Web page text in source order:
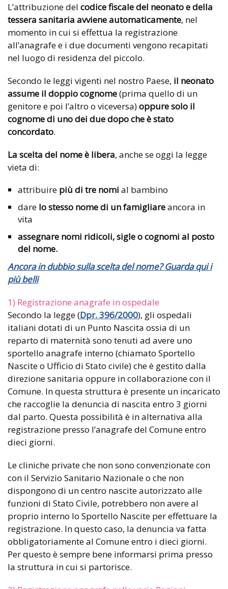
L’attribuzione del codice fiscale del neonato e della
tessera sanitaria avviene automaticamente, nel
momento in cui si effettua la registrazione
all’anagrafe e i due documenti vengono recapitati
nel luogo di residenza del piccolo.
Secondo le leggi vigenti nel nostro Paese, il neonato
assume il doppio cognome(prima quello di un
genitore e poi l’altro o viceversa)oppure solo il
cognome di uno dei duedopo che è stato
concordato.
La scelta del nome è libera, anche se oggi la legge
vieta di:
attribuire più di tre nomi al bambino
dare lo stesso nome di un famigliareancora in
vita
assegnare nomi ridicoli, sigle o cognomi al posto
del nome.
Ancora in dubbio sulla scelta del nome? Guarda qui i
più belli
1) Registrazione anagrafe in ospedale
Secondo la legge (Dpr. 396/2000), gli ospedali
italiani dotati di un Punto Nascita ossia di un
reparto di maternità sono tenuti ad avere uno
sportello anagrafe interno (chiamato Sportello
Nascite o Ufficio di Stato civile) che è gestito dalla
direzione sanitaria oppure in collaborazione con il
Comune. In questa struttura è presente un incaricato
che raccoglie la denuncia di nascita entro 3 giorni
dal parto. Questa possibilità è in alternativa alla
registrazione presso l’anagrafe del Comune entro
dieci giorni.
Le cliniche private che non sono convenzionate con
con il Servizio Sanitario Nazionale o che non
dispongono di un centro nascite autorizzato alle
funzioni di Stato Civile, potrebbero non avere al
proprio interno lo Sportello Nascite per effettuare la
registrazione. In questo caso, la denuncia va fatta
obbligatoriamente al Comune entro i dieci giorni.
Per questo è sempre bene informarsi prima presso
la struttura in cui si partorisce.